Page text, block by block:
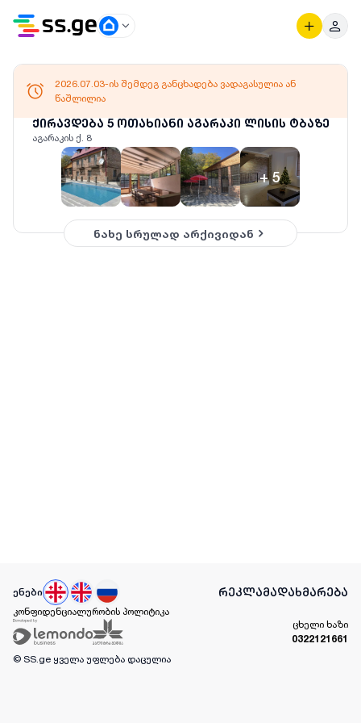
ქირავდება 5 ოთახიანი აგარაკი ლისის ტბაზე
აგარაკის ქ. 8
+5
2026.07.03-ის შემდეგ განცხადება ვადაგასულია ან
წაშლილია
ნახე სრულად არქივიდან
ენები რეკლამადახმარება
კონფიდენციალურობის პოლიტიკა
ცხელი ხაზი
0322121661
© SS.ge ყველა უფლება დაცულია